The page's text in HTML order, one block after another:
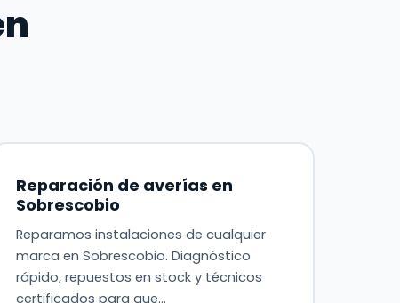
Reparación de averías en
Sobrescobio
Reparamos instalaciones de cualquier
marca en Sobrescobio. Diagnóstico
rápido, repuestos en stock y técnicos
certificados para que…